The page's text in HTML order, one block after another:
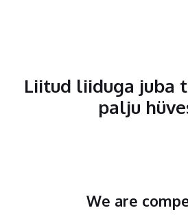
Liitud liiduga juba
palju
We are